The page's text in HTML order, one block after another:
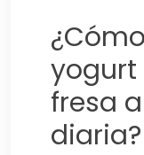
yogurt
fresa
diaria?